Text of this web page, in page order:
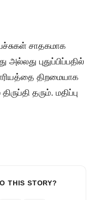
சாதகமாக
அல்லது புதுப்பிப்பதில்
திறமையாக
தரும். மதிப்பு
THIS STORY?